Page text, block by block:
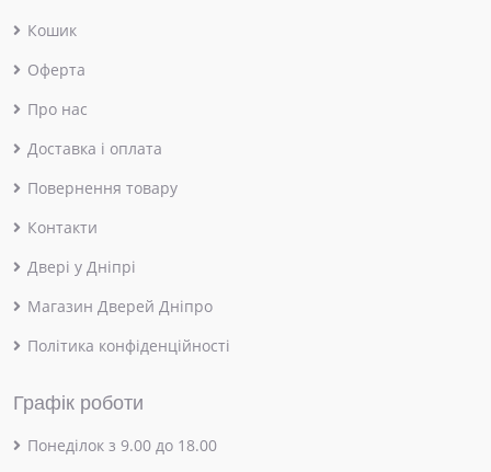
Кошик
Оферта
Про нас
Доставка і оплата
Повернення товару
Контакти
Двері у Дніпрі
Магазин Дверей Дніпро
Політика конфіденційності
Графік роботи
Понеділок з 9.00 до 18.00